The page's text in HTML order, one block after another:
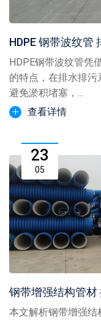
HDPE 钢带波纹管
HDPE钢带波纹管凭
的特点，在排水排污
避免淤积堵塞，...
查看详情
23
05
钢带增强结构管材
本文解析钢带增强